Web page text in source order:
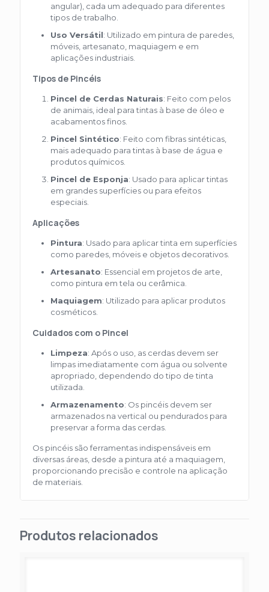
angular), cada um adequado para diferentes
tipos de trabalho.
Uso Versátil: Utilizado em pintura de paredes,
móveis, artesanato, maquiagem e em
aplicações industriais.
Tipos de Pincéis
Pincel de Cerdas Naturais: Feito com pelos
de animais, ideal para tintas à base de óleo e
acabamentos finos.
Pincel Sintético: Feito com fibras sintéticas,
mais adequado para tintas à base de água e
produtos químicos.
Pincel de Esponja: Usado para aplicar tintas
em grandes superfícies ou para efeitos
especiais.
Aplicações
Pintura: Usado para aplicar tinta em superfícies
como paredes, móveis e objetos decorativos.
Artesanato: Essencial em projetos de arte,
como pintura em tela ou cerâmica.
Maquiagem: Utilizado para aplicar produtos
cosméticos.
Cuidados com o Pincel
Limpeza: Após o uso, as cerdas devem ser
limpas imediatamente com água ou solvente
apropriado, dependendo do tipo de tinta
utilizada.
Armazenamento: Os pincéis devem ser
armazenados na vertical ou pendurados para
preservar a forma das cerdas.
Os pincéis são ferramentas indispensáveis em
diversas áreas, desde a pintura até a maquiagem,
proporcionando precisão e controle na aplicação
de materiais.
Produtos relacionados